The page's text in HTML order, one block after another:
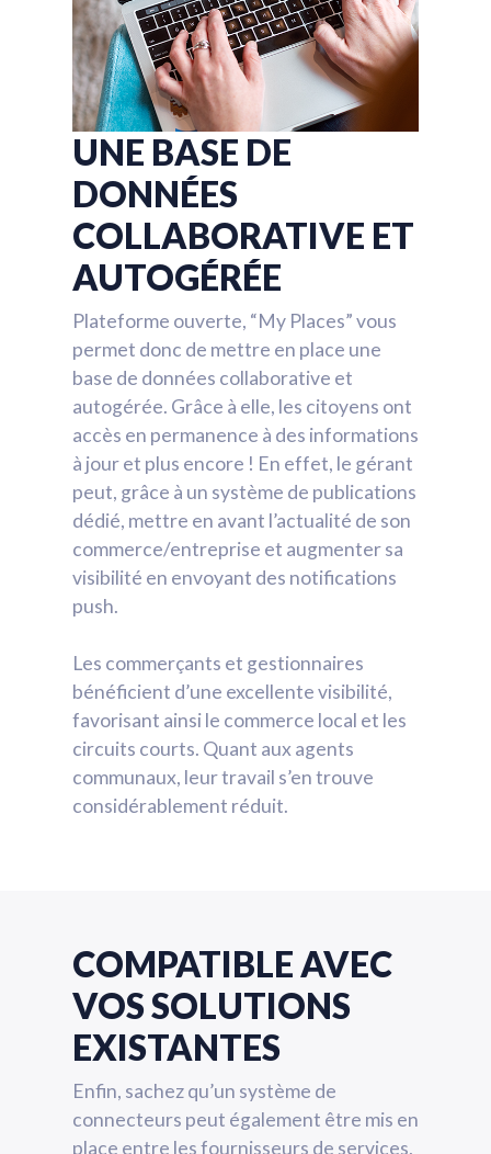
UNE BASE DE
DONNÉES
COLLABORATIVE ET
AUTOGÉRÉE
Plateforme ouverte, “My Places” vous
permet donc de mettre en place une
base de données collaborative et
autogérée. Grâce à elle, les citoyens ont
accès en permanence à des informations
à jour et plus encore ! En effet, le gérant
peut, grâce à un système de publications
dédié, mettre en avant l’actualité de son
commerce/entreprise et augmenter sa
visibilité en envoyant des notifications
push.
Les commerçants et gestionnaires
bénéficient d’une excellente visibilité,
favorisant ainsi le commerce local et les
circuits courts. Quant aux agents
communaux, leur travail s’en trouve
considérablement réduit.
COMPATIBLE AVEC
VOS SOLUTIONS
EXISTANTES
Enfin, sachez qu’un système de
connecteurs peut également être mis en
place entre les fournisseurs de services,